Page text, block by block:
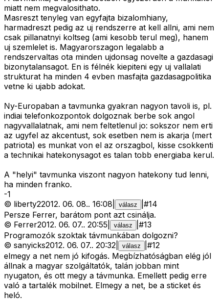
miatt nem megvalosithato.
Masreszt tenyleg van egyfajta bizalomhiany,
harmadreszt pedig az uj rendszerre at kell allni, ami nem
csak pillanatnyi koltseg (ami kesobb terul meg), hanem
uj szemlelet is. Magyarorszagon legalabb a
rendszervaltas ota minden ujdonsag novelte a gazdasagi
bizonytalansagot. En is félnék kiepiteni egy uj vallalati
strukturat ha minden 4 evben masfajta gazdasagpolitika
vetne ki ujabb adokat.
Ny-Europaban a tavmunka gyakran nagyon tavoli is, pl.
indiai telefonkozpontok dolgoznak berbe sok angol
nagyvallalatnak, ami nem feltetlenul jo: sokszor nem erti
az ugyfel az akcentust, sok esetben nem is akarja (mert
patriota) es munkat von el az orszagbol, kisse csokkenti
a technikai hatekonysagot es talan tobb energiaba kerul.
A "helyi" tavmunka viszont nagyon hatekony tud lenni,
ha minden franko.
-1
© liberty22012. 06. 08.. 16:08 válasz #14
Persze Ferrer, barátom pont azt csinálja.
© Ferrer2012. 06. 07.. 20:55 válasz #13
Programozók szoktak távmunkában dolgozni?
© sanyicks2012. 06. 07.. 20:32 válasz #12
elmegy a net nem jó kifogás. Megbízhatóságban elég jól
állnak a magyar szolgáltatók, talán jobban mint
nyugaton, és ott megy a távmunka. Emellett pedig erre
való a tartalék mobilnet. Elmegy a net, be a sticket és
heló.